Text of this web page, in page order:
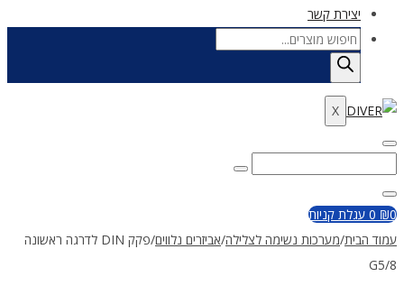
יצירת קשר
Products
search
X
Enter
Keywordfor:
Close
₪0
0 עגלת קניות
עמוד הבית/מערכות נשימה לצלילה/אביזרים נלווים/
פקק DIN לדרגה ראשונה
G5/8